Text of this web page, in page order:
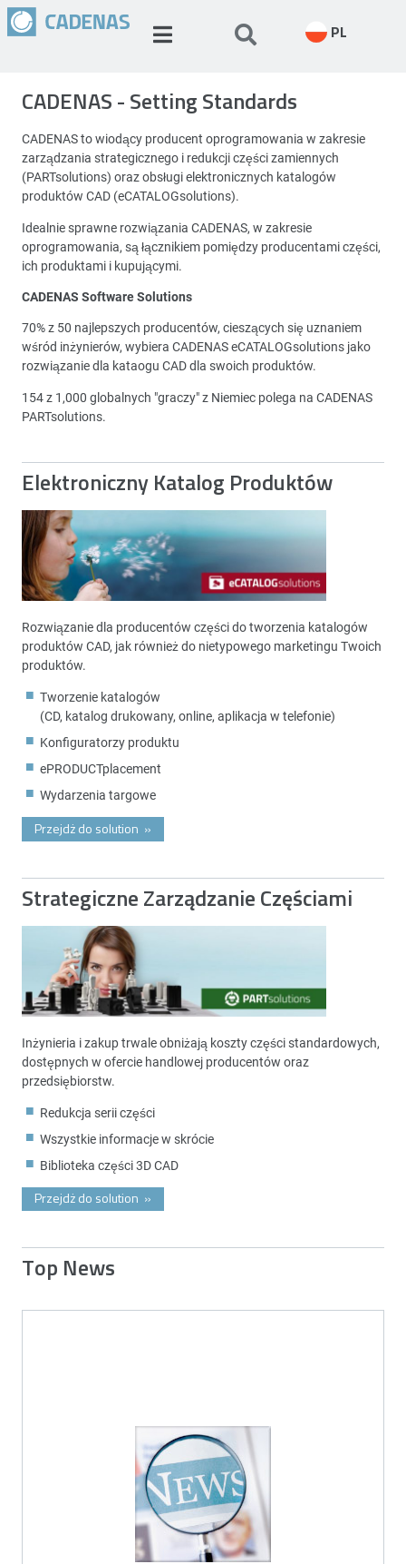
PL
CADENAS - Setting Standards
CADENAS to wiodący producent oprogramowania w zakresie
zarządzania strategicznego i redukcji części zamiennych
(PARTsolutions) oraz obsługi elektronicznych katalogów
produktów CAD (eCATALOGsolutions).
Idealnie sprawne rozwiązania CADENAS, w zakresie
oprogramowania, są łącznikiem pomiędzy producentami części,
ich produktami i kupującymi.
CADENAS Software Solutions
70% z 50 najlepszych producentów, cieszących się uznaniem
wśród inżynierów, wybiera CADENAS eCATALOGsolutions jako
rozwiązanie dla kataogu CAD dla swoich produktów.
154 z 1,000 globalnych "graczy" z Niemiec polega na CADENAS
PARTsolutions.
Elektroniczny Katalog Produktów
Rozwiązanie dla producentów części do tworzenia katalogów
produktów CAD, jak również do nietypowego marketingu Twoich
produktów.
Tworzenie katalogów
(CD, katalog drukowany, online, aplikacja w telefonie)
Konfiguratorzy produktu
ePRODUCTplacement
Wydarzenia targowe
Przejdż do solution »
Strategiczne Zarządzanie Częściami
Inżynieria i zakup trwale obniżają koszty części standardowych,
dostępnych w ofercie handlowej producentów oraz
przedsiębiorstw.
Redukcja serii części
Wszystkie informacje w skrócie
Biblioteka części 3D CAD
Przejdż do solution »
Top News